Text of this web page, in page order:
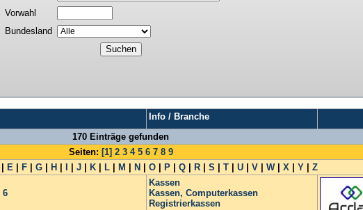
Vorwahl
Bundesland
Info / Branche
170 Einträge gefunden
Seiten: [1] 2 3 4 5 6 7 8 9
E F G H J K L M N O P Q R S T U V W| X Y
Z
6
Kassen
Kassen, Computerkassen
Registrierkassen